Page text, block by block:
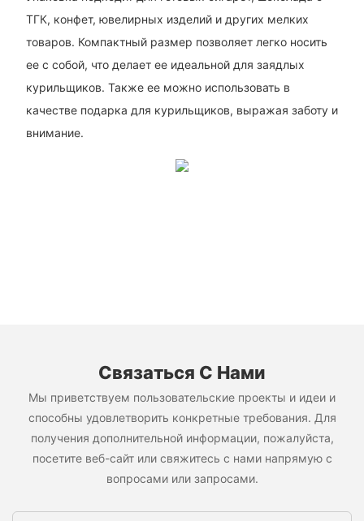
ТГК, конфет, ювелирных изделий и других мелких
товаров. Компактный размер позволяет легко носить
ее с собой, что делает ее идеальной для заядлых
курильщиков. Также ее можно использовать в
качестве подарка для курильщиков, выражая заботу и
внимание.
Связаться С Нами
Мы приветствуем пользовательские проекты и идеи и
способны удовлетворить конкретные требования. Для
получения дополнительной информации, пожалуйста,
посетите веб-сайт или свяжитесь с нами напрямую с
вопросами или запросами.